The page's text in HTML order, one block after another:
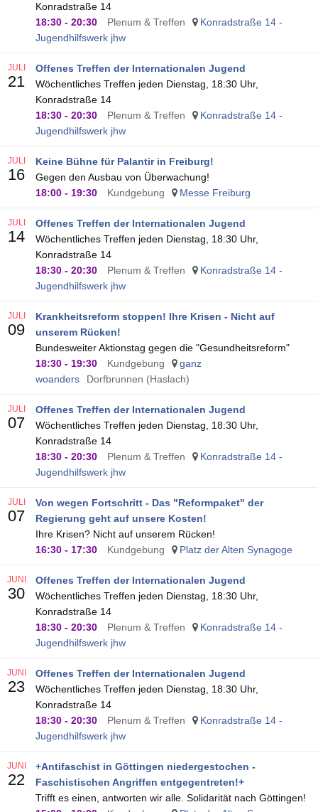
Konradstraße 14
18:30 - 20:30 Plenum & Treffen
Konradstraße 14 -
Jugendhilfswerk jhw
Offenes Treffen der Internationalen Jugend
Wöchentliches Treffen jeden Dienstag, 18:30 Uhr,
Konradstraße 14
18:30 - 20:30 Plenum & Treffen
Konradstraße 14 -
Jugendhilfswerk jhw
JULI
21
Keine Bühne für Palantir in Freiburg!
Gegen den Ausbau von Überwachung!
18:00 - 19:30 Kundgebung Messe Freiburg
JULI
16
Offenes Treffen der Internationalen Jugend
Wöchentliches Treffen jeden Dienstag, 18:30 Uhr,
Konradstraße 14
18:30 - 20:30 Plenum & Treffen
Konradstraße 14 -
Jugendhilfswerk jhw
JULI
14
Krankheitsreform stoppen! Ihre Krisen - Nicht auf
unserem Rücken!
Bundesweiter Aktionstag gegen die "Gesundheitsreform"
18:30 - 19:30 Kundgebung
ganz
woanders
Dorfbrunnen (Haslach)
JULI
09
Offenes Treffen der Internationalen Jugend
Wöchentliches Treffen jeden Dienstag, 18:30 Uhr,
Konradstraße 14
18:30 - 20:30 Plenum & Treffen
Konradstraße 14 -
Jugendhilfswerk jhw
JULI
07
Von wegen Fortschritt - Das "Reformpaket" der
Regierung geht auf unsere Kosten!
Ihre Krisen? Nicht auf unserem Rücken!
16:30 - 17:30 Kundgebung Platz der Alten Synagoge
JULI
07
Offenes Treffen der Internationalen Jugend
Wöchentliches Treffen jeden Dienstag, 18:30 Uhr,
Konradstraße 14
18:30 - 20:30 Plenum & Treffen
Konradstraße 14 -
Jugendhilfswerk jhw
JUNI
30
Offenes Treffen der Internationalen Jugend
Wöchentliches Treffen jeden Dienstag, 18:30 Uhr,
Konradstraße 14
18:30 - 20:30 Plenum & Treffen
Konradstraße 14 -
Jugendhilfswerk jhw
JUNI
23
+Antifaschist in Göttingen niedergestochen -
Faschistischen Angriffen entgegentreten!+
Trifft es einen, antworten wir alle. Solidarität nach Göttingen!
JUNI
22